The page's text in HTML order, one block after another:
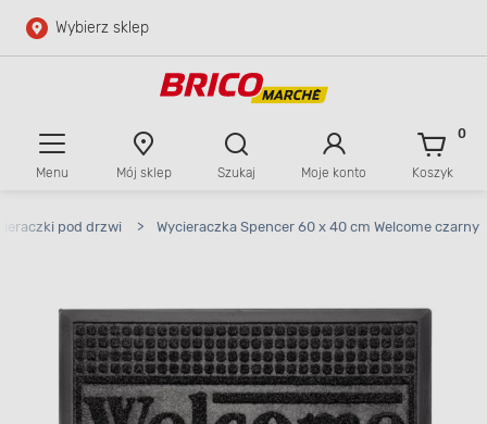
Przejdź do głównej zawartości
Wybierz sklep
Menu Mój sklep Szukaj Moje konto Koszyk
0
pod drzwi > Wycieraczka Spencer 60 x 40 cm Welcome czarny